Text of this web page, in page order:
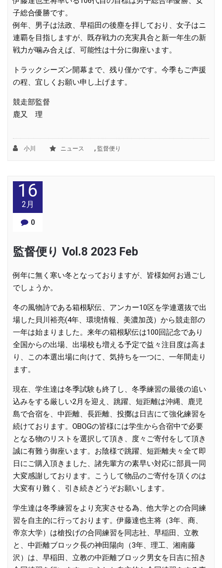
子総合優勝です。
例年、男子は法政、早稲田の後塵を拝しており、女子はニ
連覇を目指しますが、既存戦力の充実具合と新一年生の新
戦力が噛み合えば、可能性は十分に御座います。
トラックシーズン開幕まで、残り僅かです。今季もご声援
の程、宜しくお願い申し上げます。
競走部監督
鹿又 理
小川 ニュース , 監督便り
16
2月
0
監督便り Vol.8 2023 Feb
例年に無く寒い冬となっておりますが、皆様如何お過ごし
でしょうか。
冬の風物詩である箱根駅伝、アンカー10区を学連選抜で出
場した貝川裕亮(4年、環境情報、美濃加茂）から競走部の
一年は始まりました。来年の箱根駅伝は100回記念であり
全国からの出場、出場校も増える予定で益々注目度は高ま
り、この本選出場に向けて、気持ちを一つに、一年間走り
ます。
現在、学生達は冬季試験も終了し、冬季練習の最後の追い
込みをする厳しい2月を迎え、跳躍、短距離は沖縄、鹿児
島で合宿を、中距離、長距離、投擲は日吉にて強化練習を
続けております。OBOGの皆様には学生から合宿中で必要
となる物のリストを選択して頂き、度々ご寄付をして頂き
誠に有難う御座います。お陰様で跳躍、短距離夫々全て即
日にご購入頂きました、諸先輩方の素早い対応に部員一同
大変感謝しております。こうして物品のご寄付を頂くのは
大変有り難く、引き続きどうぞお願いします。
学生達は冬季練習をより充実させる為、他大学との合同練
習を自主的に行っております。伊藤達也主将（3年、商、
帝京大学）は槍投げの合同練習を同志社、早稲田、立教
と、中距離ブロック長の神田陽向（3年、理工、湘南藤
沢）は、早稲田、立教の中距離ブロック男女を日吉に招き